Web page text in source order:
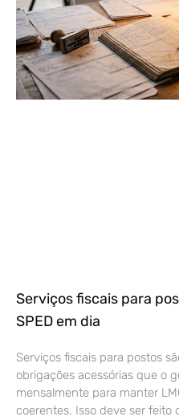
Serviços fiscais para
SPED em dia
Serviços fiscais para postos
obrigações acessórias que o
mensalmente para manter
coerentes. Isso deve ser feito